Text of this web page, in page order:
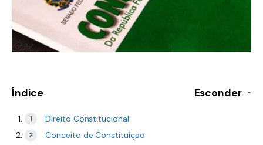
Índice Esconder
Direito Constitucional
Conceito de Constituição